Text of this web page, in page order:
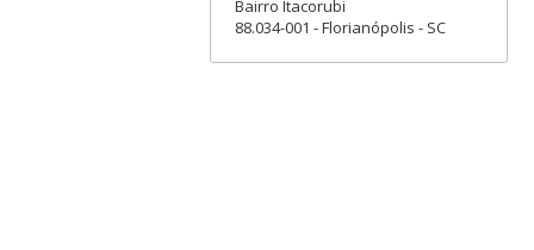
Bairro Itacorubi
88.034-001 - Florianópolis - SC